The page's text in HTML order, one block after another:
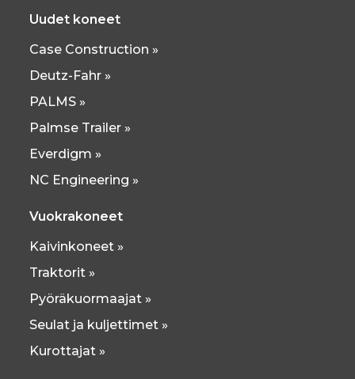
Uudet koneet
Case Construction »
Deutz-Fahr »
PALMS »
Palmse Trailer »
Everdigm »
NC Engineering »
Vuokrakoneet
Kaivinkoneet »
Traktorit »
Pyöräkuormaajat »
Seulat ja kuljettimet »
Kurottajat »